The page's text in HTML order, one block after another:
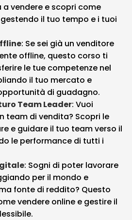
vendere e scopri come
il tuo tempo e i tuoi
: Se sei già un venditore
offline, questo corso ti
le tue competenze nel
il tuo mercato e
di guadagno.
Team Leader: Vuoi
team di vendita? Scopri le
e guidare il tuo team verso il
le performance di tutti i
: Sogni di poter lavorare
per il mondo e
fonte di reddito? Questo
vendere online e gestire il